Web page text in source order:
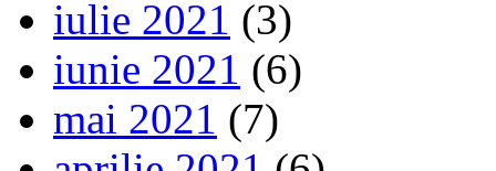
iulie 2021 (3)
iunie 2021 (6)
mai 2021 (7)